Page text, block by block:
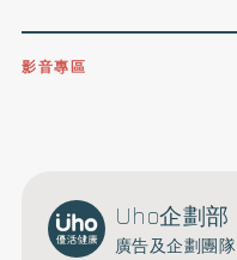
影音專區
Uho企劃部
廣告及企劃團隊